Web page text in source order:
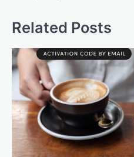
Related Posts